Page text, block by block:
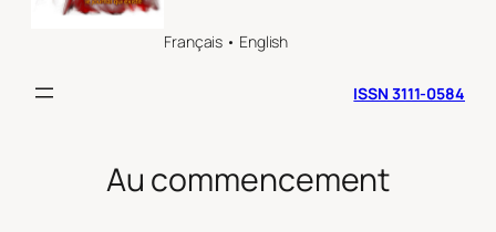
Français • English
ISSN 3111-0584
Au commencement